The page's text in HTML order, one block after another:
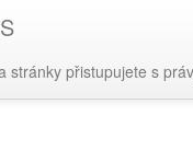
stránky přistupujete s